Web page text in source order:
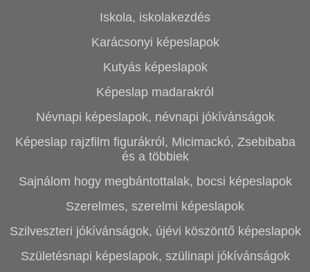
Iskola, iskolakezdés
Karácsonyi képeslapok
Kutyás képeslapok
Képeslap madarakról
Névnapi képeslapok, névnapi jókívánságok
Képeslap rajzfilm figurákról, Micimackó, Zsebibaba
és a többiek
Sajnálom hogy megbántottalak, bocsi képeslapok
Szerelmes, szerelmi képeslapok
Szilveszteri jókívánságok, újévi köszöntő képeslapok
Születésnapi képeslapok, szülinapi jókívánságok